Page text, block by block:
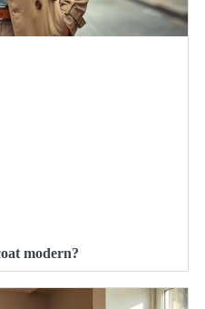
modern?